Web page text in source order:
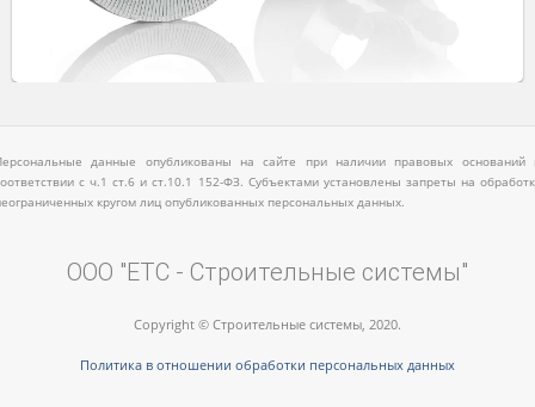
данные опубликованы на сайте при наличии правовых оснований
с ч.1 ст.6 и ст.10.1 152-ФЗ. Субъектами установлены запреты на
кругом лиц опубликованных персональных данных.
ООО "ЕТС - Строительные системы"
Copyright © Строительные системы, 2020.
Политика в отношении обработки персональных данных